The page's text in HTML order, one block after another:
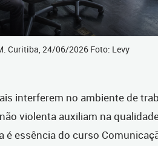
Curitiba, 24/06/2026 Foto: Levy
interferem no ambiente de
violenta auxiliam na
essência do curso